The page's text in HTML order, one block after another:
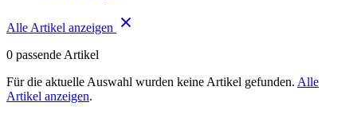
Alle Artikel anzeigen
0 passende Artikel
Für die aktuelle Auswahl wurden keine Artikel gefunden. Alle
Artikel anzeigen.